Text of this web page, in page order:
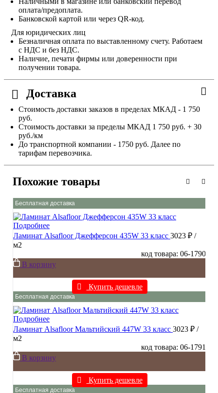
оплата/предоплата.
Банковской картой или через QR-код.
Для юридических лиц
Безналичная оплата по выставленному счету. Работаем
с НДС и без НДС.
Наличие, печати фирмы или доверенности при
получении товара.
Доставка
Стоимость доставки заказов в пределах МКАД - 1 750
руб.
Стоимость доставки за пределы МКАД 1 750 руб. + 30
руб./км
До транспортной компании - 1750 руб. Далее по
тарифам перевозчика.
Похожие товары
Бесплатная доставка
Подробнее
Ламинат Alsafloor Джефферсон 435W 33 класс 3023 ₽ /
м2
код товара: 06-1790
В корзину
Купить дешевле
Бесплатная доставка
Подробнее
Ламинат Alsafloor Мальтийский 447W 33 класс 3023 ₽ /
м2
код товара: 06-1791
В корзину
Купить дешевле
Бесплатная доставка